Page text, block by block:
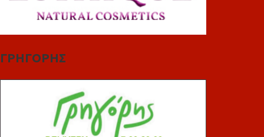
ΓΡΗΓΟΡΗΣ